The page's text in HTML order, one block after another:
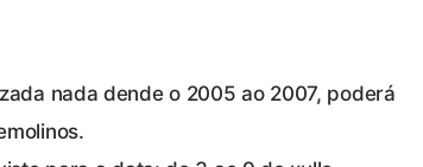
nada dende o 2005 ao 2007, poderá